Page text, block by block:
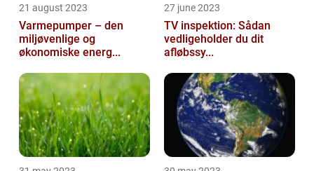
21 august 2023
Varmepumper – den
miljøvenlige og
økonomiske energ...
27 june 2023
TV inspektion: Sådan
vedligeholder du dit
afløbssy...